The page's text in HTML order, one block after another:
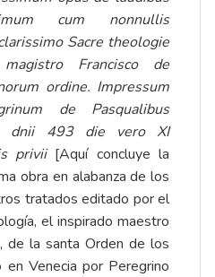
cum nonnullis
Sacre theologie
Francisco de
ordine. Impressum
de Pasqualibus
dnii 493 die vero XI
privii[Aquí concluye la
obra en alabanza de los
tratados editado por el
el inspirado maestro
de la santa Orden de los
en Venecia por Peregrino